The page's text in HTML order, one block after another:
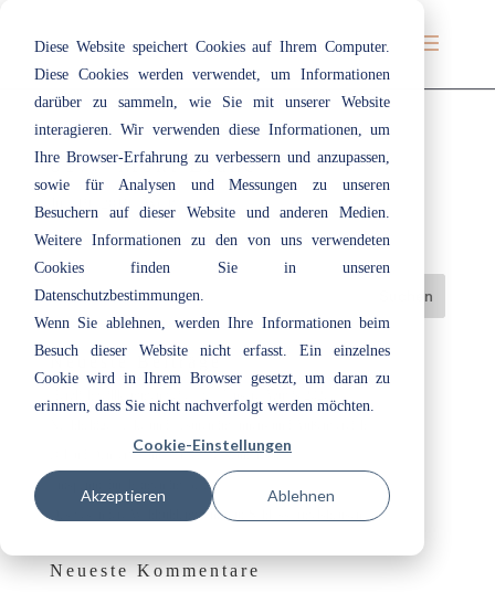
Diese Website speichert Cookies auf Ihrem Computer.
Diese Cookies werden verwendet, um Informationen
darüber zu sammeln, wie Sie mit unserer Website
interagieren. Wir verwenden diese Informationen, um
Ihre Browser-Erfahrung zu verbessern und anzupassen,
sowie für Analysen und Messungen zu unseren
Besuchern auf dieser Website und anderen Medien.
Weitere Informationen zu den von uns verwendeten
Cookies finden Sie in unseren
Datenschutzbestimmungen.
Wenn Sie ablehnen, werden Ihre Informationen beim
Besuch dieser Website nicht erfasst. Ein einzelnes
Cookie wird in Ihrem Browser gesetzt, um daran zu
erinnern, dass Sie nicht nachverfolgt werden möchten.
Cookie-Einstellungen
Akzeptieren Ablehnen
017 | Mont Blanc
Juli 19, 2019 Weiß
Neueste Beiträge
„Cloud Dancer“: Eine Farbe, die Raum lässt
Entspannt durchatmen im Bad
Das besondere Wohlfühlambiente auf Schloss Irmelshausen
Neueste Kommentare